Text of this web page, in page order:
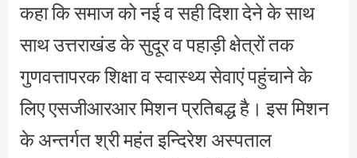
कहा कि समाज को नई व सही दिशा देने के साथ
साथ उत्तराखंड के सुदूर व पहाड़ी क्षेत्रों तक
गुणवत्तापरक शिक्षा व स्वास्थ्य सेवाएं पहुंचाने के
लिए एसजीआरआर मिशन प्रतिबद्ध है। इस मिशन
के अन्तर्गत श्री महंत इन्दिरेश अस्पताल